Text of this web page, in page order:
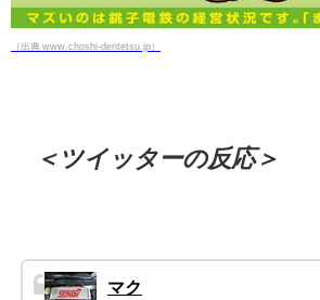
（出典 www.choshi-dentetsu.jp）
＜ツイッターの反応＞
マク